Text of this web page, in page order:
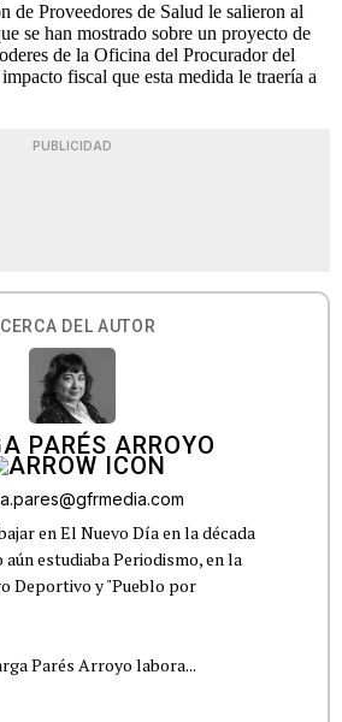
de Proveedores de Salud le salieron al
se han mostrado sobre un proyecto de
de la Oficina del Procurador del
fiscal que esta medida le traería a
PUBLICIDAD
DEL AUTOR
PARÉS ARROYO
en El Nuevo Día en la década
aún estudiaba Periodismo, en la
Deportivo y "Pueblo por
Parés Arroyo labora...